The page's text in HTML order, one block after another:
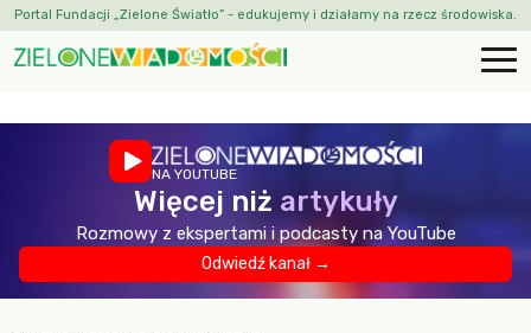
Portal Fundacji „Zielone Światło” - edukujemy i działamy na rzecz środowiska.
NA YOUTUBE
Więcej niż artykuły
Rozmowy z ekspertami i podcasty na YouTube
Odwiedź kanał →